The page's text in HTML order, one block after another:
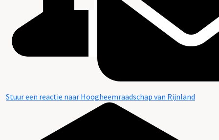
Stuur een reactie naar Hoogheemraadschap van Rijnland